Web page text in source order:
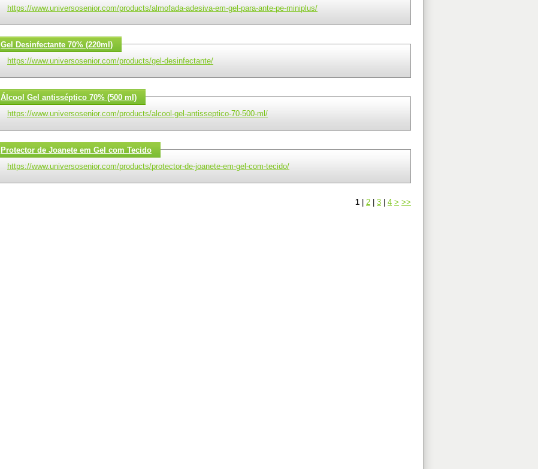
https://www.universosenior.com/products/almofada-adesiva-em-gel-para-ante-pe-miniplus/
Gel Desinfectante 70% (220ml)
https://www.universosenior.com/products/gel-desinfectante/
Álcool Gel antisséptico 70% (500 ml)
https://www.universosenior.com/products/alcool-gel-antisseptico-70-500-ml/
Protector de Joanete em Gel com Tecido
https://www.universosenior.com/products/protector-de-joanete-em-gel-com-tecido/
1 2 3 4 > >>